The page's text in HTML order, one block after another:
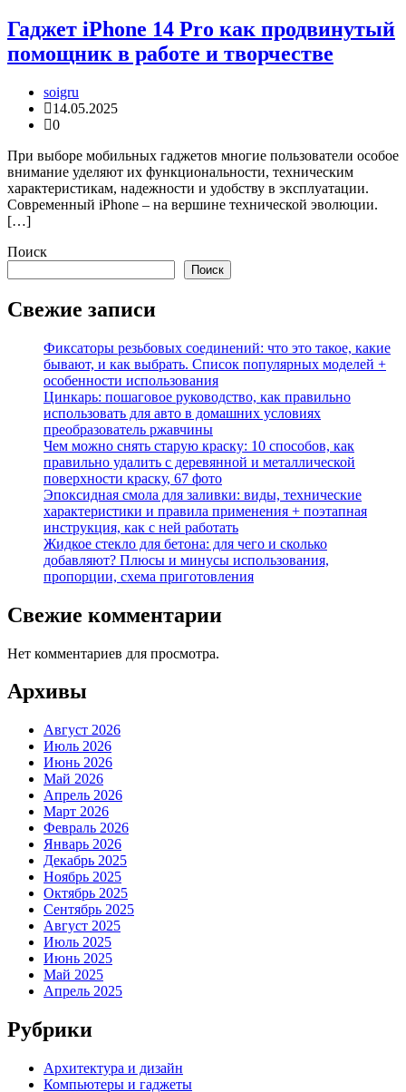
Гаджет iPhone 14 Pro как продвинутый
помощник в работе и творчестве
soigru
14.05.2025
0
При выборе мобильных гаджетов многие пользователи особое
внимание уделяют их функциональности, техническим
характеристикам, надежности и удобству в эксплуатации.
Современный iPhone – на вершине технической эволюции.
[…]
Поиск
Поиск
Свежие записи
Фиксаторы резьбовых соединений: что это такое, какие
бывают, и как выбрать. Список популярных моделей +
особенности использования
Цинкарь: пошаговое руководство, как правильно
использовать для авто в домашних условиях
преобразователь ржавчины
Чем можно снять старую краску: 10 способов, как
правильно удалить с деревянной и металлической
поверхности краску, 67 фото
Эпоксидная смола для заливки: виды, технические
характеристики и правила применения + поэтапная
инструкция, как с ней работать
Жидкое стекло для бетона: для чего и сколько
добавляют? Плюсы и минусы использования,
пропорции, схема приготовления
Свежие комментарии
Нет комментариев для просмотра.
Архивы
Август 2026
Июль 2026
Июнь 2026
Май 2026
Апрель 2026
Март 2026
Февраль 2026
Январь 2026
Декабрь 2025
Ноябрь 2025
Октябрь 2025
Сентябрь 2025
Август 2025
Июль 2025
Июнь 2025
Май 2025
Апрель 2025
Рубрики
Архитектура и дизайн
Компьютеры и гаджеты